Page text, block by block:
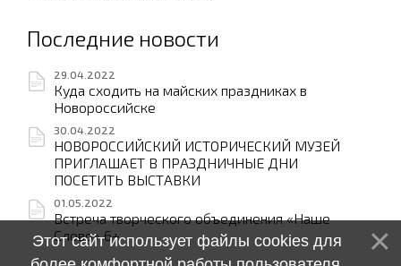
Последние новости
29.04.2022
Куда сходить на майских праздниках в
Новороссийске
30.04.2022
НОВОРОССИЙСКИЙ ИСТОРИЧЕСКИЙ МУЗЕЙ
ПРИГЛАШАЕТ В ПРАЗДНИЧНЫЕ ДНИ
ПОСЕТИТЬ ВЫСТАВКИ
01.05.2022
Встреча творческого объединения «Наше
Слово» 6+
Этот сайт использует файлы cookies для